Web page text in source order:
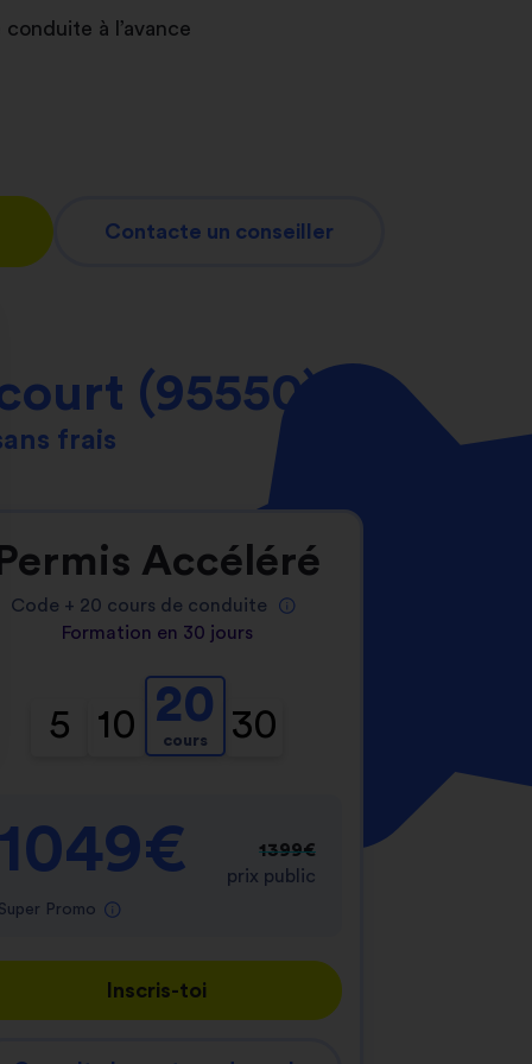
vos paramètres de confidentialité, en
à l’avance
Contacte un conseiller
(95550)
frais
Permis Accéléré
Code + 20 cours de conduite
Formation en 30 jours
5 10 20
cours 30
1049€
Super Promo
1399€
prix public
Inscris-toi